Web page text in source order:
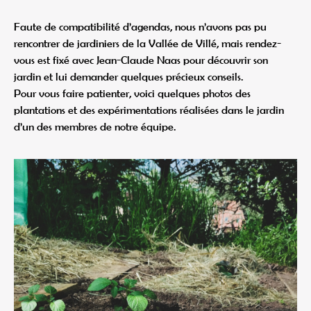
Faute de compatibilité d’agendas, nous n’avons pas pu
rencontrer de jardiniers de la Vallée de Villé, mais rendez-
vous est fixé avec Jean-Claude Naas pour découvrir son
jardin et lui demander quelques précieux conseils.
Pour vous faire patienter, voici quelques photos des
plantations et des expérimentations réalisées dans le jardin
d’un des membres de notre équipe.